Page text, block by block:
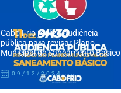
Cabo Frio realiza audiência
pública para revisar Plano
Municipal de Saneamento Básico
09/12/2024